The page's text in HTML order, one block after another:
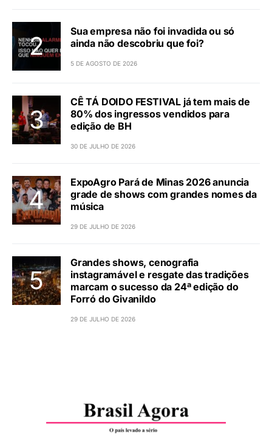
Sua empresa não foi invadida ou só
ainda não descobriu que foi?
5 DE AGOSTO DE 2026
CÊ TÁ DOIDO FESTIVAL já tem mais de
80% dos ingressos vendidos para
edição de BH
30 DE JULHO DE 2026
ExpoAgro Pará de Minas 2026 anuncia
grade de shows com grandes nomes da
música
29 DE JULHO DE 2026
Grandes shows, cenografia
instagramável e resgate das tradições
marcam o sucesso da 24ª edição do
Forró do Givanildo
29 DE JULHO DE 2026